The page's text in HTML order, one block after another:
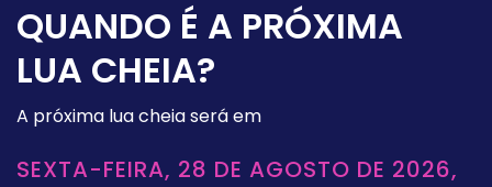
QUANDO É A PRÓXIMA
LUA CHEIA?
A próxima lua cheia será em
SEXTA-FEIRA, 28 DE AGOSTO DE 2026,